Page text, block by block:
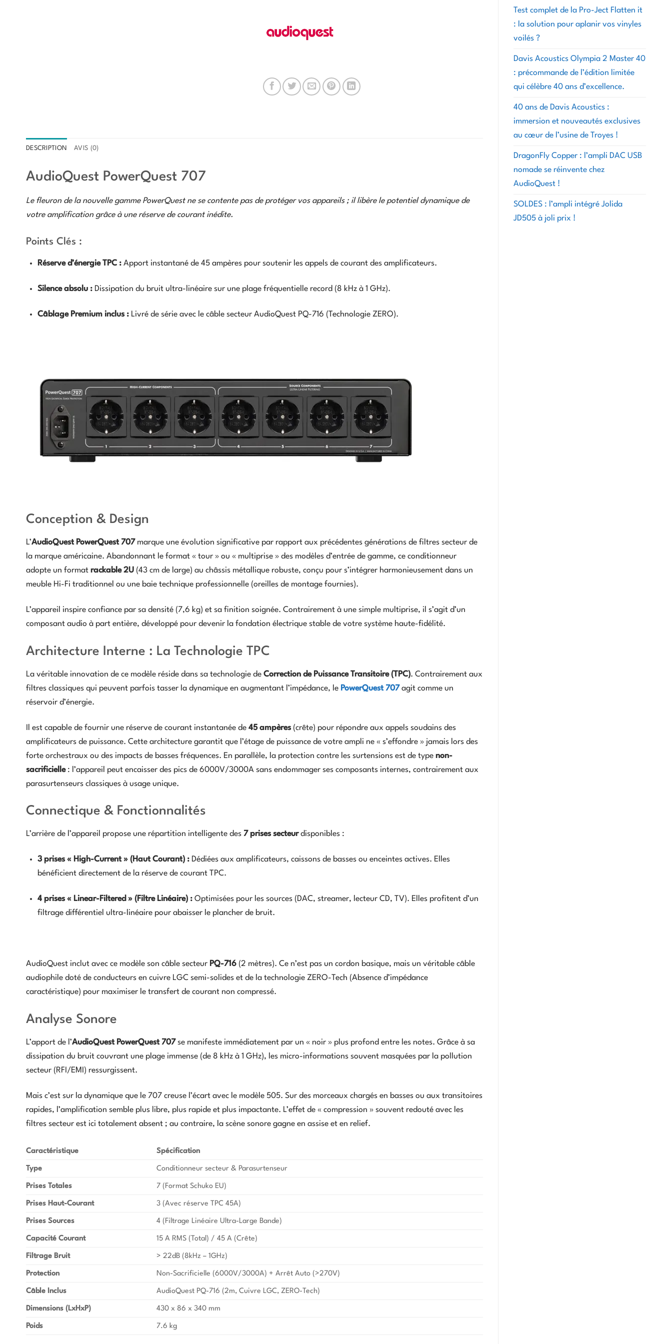
Test complet de la Pro-Ject Flatten it
: la solution pour aplanir vos vinyles
voilés ?
Davis Acoustics Olympia 2 Master 40
: précommande de l’édition limitée
qui célèbre 40 ans d’excellence.
40 ans de Davis Acoustics :
immersion et nouveautés exclusives
au cœur de l’usine de Troyes !
DragonFly Copper : l’ampli DAC USB
nomade se réinvente chez
AudioQuest !
SOLDES : l’ampli intégré Jolida
JD505 à joli prix !
DESCRIPTION AVIS (0)
AudioQuest PowerQuest 707
Le fleuron de la nouvelle gamme PowerQuest ne se contente pas de protéger vos appareils ; il libère le potentiel dynamique de
votre amplification grâce à une réserve de courant inédite.
Points Clés :
Réserve d’énergie TPC :Apport instantané de 45 ampères pour soutenir les appels de courant des amplificateurs.
Silence absolu :Dissipation du bruit ultra-linéaire sur une plage fréquentielle record (8 kHz à 1 GHz).
Câblage Premium inclus :Livré de série avec le câble secteur AudioQuest PQ-716 (Technologie ZERO).
Conception & Design
L’AudioQuest PowerQuest 707 marque une évolution significative par rapport aux précédentes générations de filtres secteur de
la marque américaine. Abandonnant le format « tour » ou « multiprise » des modèles d’entrée de gamme, ce conditionneur
adopte un format rackable 2U (43 cm de large) au châssis métallique robuste, conçu pour s’intégrer harmonieusement dans un
meuble Hi-Fi traditionnel ou une baie technique professionnelle (oreilles de montage fournies).
L’appareil inspire confiance par sa densité (7,6 kg) et sa finition soignée. Contrairement à une simple multiprise, il s’agit d’un
composant audio à part entière, développé pour devenir la fondation électrique stable de votre système haute-fidélité.
Architecture Interne : La Technologie TPC
La véritable innovation de ce modèle réside dans sa technologie de Correction de Puissance Transitoire (TPC). Contrairement aux
filtres classiques qui peuvent parfois tasser la dynamique en augmentant l’impédance, le PowerQuest 707 agit comme un
réservoir d’énergie.
Il est capable de fournir une réserve de courant instantanée de 45 ampères(crête) pour répondre aux appels soudains des
amplificateurs de puissance. Cette architecture garantit que l’étage de puissance de votre ampli ne « s’effondre » jamais lors des
forte orchestraux ou des impacts de basses fréquences. En parallèle, la protection contre les surtensions est de type non-
sacrificielle: l’appareil peut encaisser des pics de 6000V/3000A sans endommager ses composants internes, contrairement aux
parasurtenseurs classiques à usage unique.
Connectique & Fonctionnalités
L’arrière de l’appareil propose une répartition intelligente des 7 prises secteurdisponibles :
3 prises « High-Current » (Haut Courant) :Dédiées aux amplificateurs, caissons de basses ou enceintes actives. Elles
bénéficient directement de la réserve de courant TPC.
4 prises « Linear-Filtered » (Filtre Linéaire) :Optimisées pour les sources (DAC, streamer, lecteur CD, TV). Elles profitent d’un
filtrage différentiel ultra-linéaire pour abaisser le plancher de bruit.
AudioQuest inclut avec ce modèle son câble secteur PQ-716 (2 mètres). Ce n’est pas un cordon basique, mais un véritable câble
audiophile doté de conducteurs en cuivre LGC semi-solides et de la technologie ZERO-Tech (Absence d’impédance
caractéristique) pour maximiser le transfert de courant non compressé.
Analyse Sonore
L’apport de l’AudioQuest PowerQuest 707 se manifeste immédiatement par un « noir » plus profond entre les notes. Grâce à sa
dissipation du bruit couvrant une plage immense (de 8 kHz à 1 GHz), les micro-informations souvent masquées par la pollution
secteur (RFI/EMI) ressurgissent.
Mais c’est sur la dynamique que le 707 creuse l’écart avec le modèle 505. Sur des morceaux chargés en basses ou aux transitoires
rapides, l’amplification semble plus libre, plus rapide et plus impactante. L’effet de « compression » souvent redouté avec les
filtres secteur est ici totalement absent ; au contraire, la scène sonore gagne en assise et en relief.
Caractéristique Spécification
Type Conditionneur secteur & Parasurtenseur
Prises Totales 7 (Format Schuko EU)
Prises Haut-Courant 3 (Avec réserve TPC 45A)
Prises Sources 4 (Filtrage Linéaire Ultra-Large Bande)
Capacité Courant 15 A RMS (Total) / 45 A (Crête)
Filtrage Bruit > 22dB (8kHz – 1GHz)
Protection Non-Sacrificielle (6000V/3000A) + Arrêt Auto (>270V)
Câble Inclus AudioQuest PQ-716 (2m, Cuivre LGC, ZERO-Tech)
Dimensions (LxHxP) 430 x 86 x 340 mm
Poids 7.6 kg